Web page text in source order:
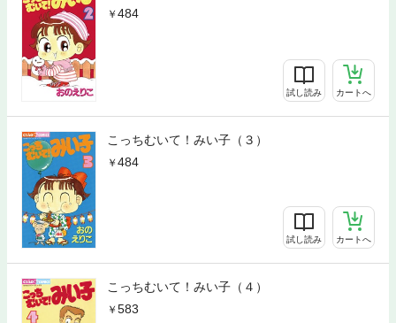
484
試し読み カートへ
こっちむいて！みい子（３）
484
試し読み カートへ
こっちむいて！みい子（４）
583